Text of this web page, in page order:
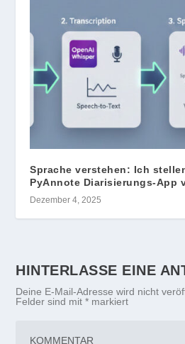
Sprache verstehen: Ich
PyAnnote Diarisierungs-App
Dezember 4, 2025
HINTERLASSE EINE
Deine E-Mail-Adresse wird nicht
Felder sind mit* markiert